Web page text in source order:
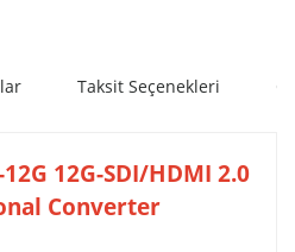
Taksit Seçenekleri
12G 12G-SDI/HDMI 2.0
Converter